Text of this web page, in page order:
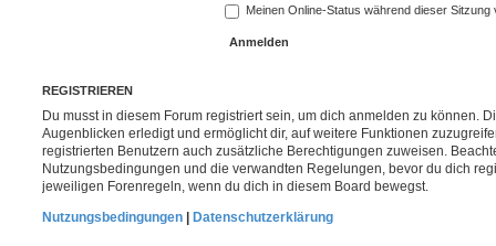
Meinen Online-Status während dieser Sitzung
REGISTRIEREN
Du musst in diesem Forum registriert sein, um dich anmelden zu können.
Augenblicken erledigt und ermöglicht dir, auf weitere Funktionen
registrierten Benutzern auch zusätzliche Berechtigungen zuweisen.
Nutzungsbedingungen und die verwandten Regelungen, bevor du dich
jeweiligen Forenregeln, wenn du dich in diesem Board bewegst.
Nutzungsbedingungen
Datenschutzerklärung